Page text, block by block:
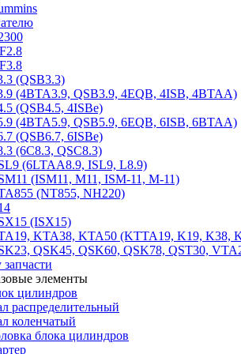
(QSB3.3)
(4BTA3.9, QSB3.9, 4EQB, 4ISB, 4BTAA)
(QSB4.5, 4ISBe)
(4BTA5.9, QSB5.9, 6EQB, 6ISB, 6BTAA)
(QSB6.7, 6ISBe)
(6C8.3, QSC8.3)
(6LTAA8.9, ISL9, L8.9)
(ISM11, M11, ISM-11, M-11)
(NT855, NH220)
(ISX15)
KTA38, KTA50 (KTTA19, K19, K38,
QSK45, QSK60, QSK78, QST30,
элементы
цилиндров
распределительный
коленчатый
блока цилиндров